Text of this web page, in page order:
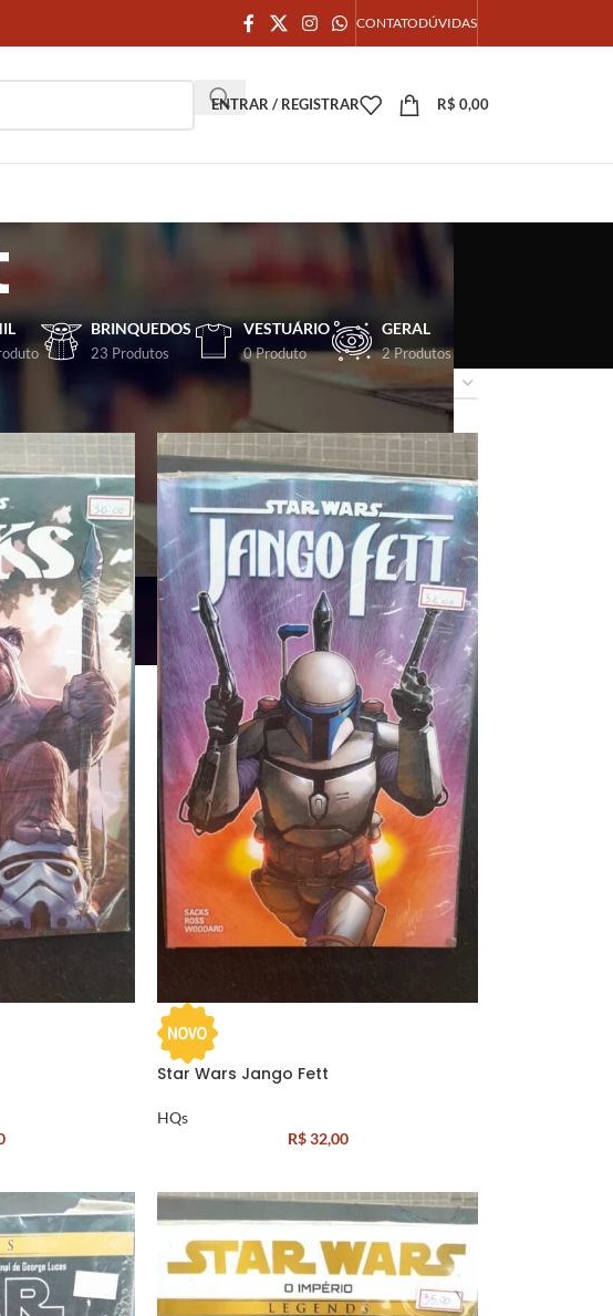
CONTATODÚVIDAS
ENTRAR / REGISTRAR R$ 0,00
BRINQUEDOS
23 Produtos
VESTUÁRIO
0 Produto
GERAL
2 Produtos
18 24
Star Wars Jango Fett
HQs
R$32,00